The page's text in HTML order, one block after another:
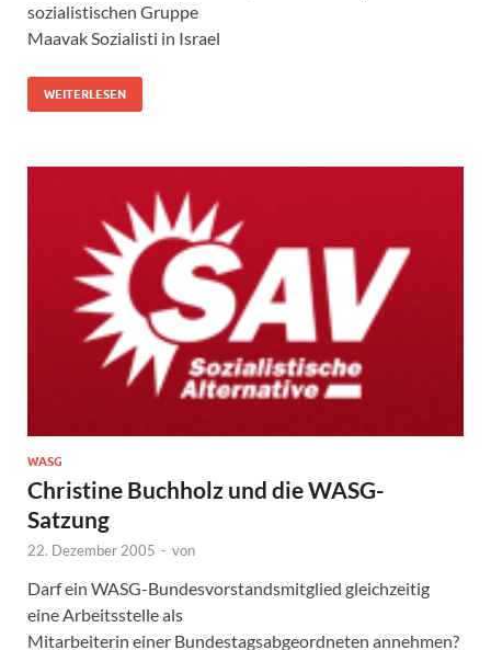
sozialistischen Gruppe
Maavak Sozialisti in Israel
WEITERLESEN
WASG
Christine Buchholz und die WASG-
Satzung
22. Dezember 2005 - von
Darf ein WASG-Bundesvorstandsmitglied gleichzeitig
eine Arbeitsstelle als
Mitarbeiterin einer Bundestagsabgeordneten annehmen?